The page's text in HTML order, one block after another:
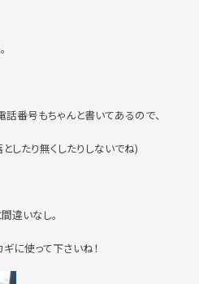
話番号もちゃんと書いてあるので、
したり無くしたりしないでね)
違いなし。
に使って下さいね！